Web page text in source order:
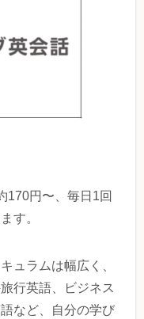
170円〜、毎日1回
す。
ュラムは幅広く、
行英語、ビジネス
など、自分の学び